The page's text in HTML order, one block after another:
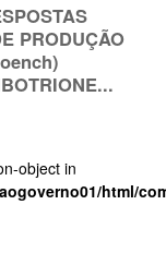
PRODUÇÃO
object in
html/